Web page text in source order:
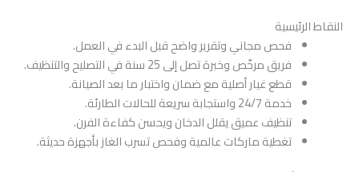
النقاط الرئيسية
فحص مجاني وتقرير واضح قبل البدء في العمل.
فريق مرخّص وخبرة تصل إلى 25 سنة في التصليح والتنظيف.
قطع غيار أصلية مع ضمان واختبار ما بعد الصيانة.
خدمة 24/7 واستجابة سريعة للحالات الطارئة.
تنظيف عميق يقلل الدخان ويحسن كفاءة الفرن.
تغطية ماركات عالمية وفحص تسرب الغاز بأجهزة حديثة.